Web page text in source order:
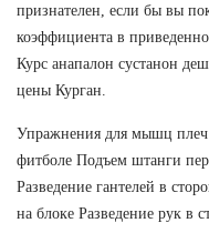
признателен, если бы вы
коэффициента в
Курс анапалон сустанон
цены Курган.
Упражнения для мышц
фитболе Подъем штанги
Разведение гантелей в
на блоке Разведение рук в